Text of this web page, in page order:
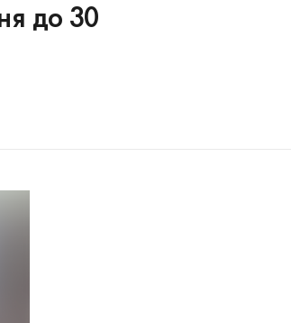
до 30